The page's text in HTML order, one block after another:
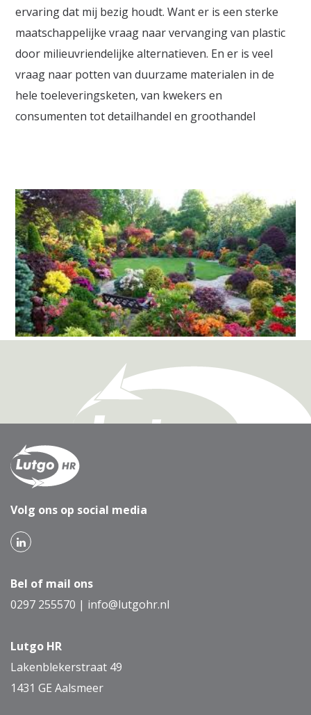
ervaring dat mij bezig houdt. Want er is een sterke
maatschappelijke vraag naar vervanging van plastic
door milieuvriendelijke alternatieven. En er is veel
vraag naar potten van duurzame materialen in de
hele toeleveringsketen, van kwekers en
consumenten tot detailhandel en groothandel
Volg ons op social media
Bel of mail ons
0297 255570 | info@lutgohr.nl
Lutgo HR
Lakenblekerstraat 49
1431 GE Aalsmeer